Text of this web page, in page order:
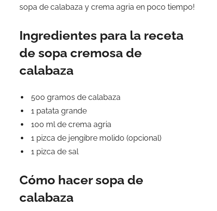
sopa de calabaza y crema agria en poco tiempo!
Ingredientes para la receta
de sopa cremosa de
calabaza
500 gramos de calabaza
1 patata grande
100 ml de crema agria
1 pizca de jengibre molido (opcional)
1 pizca de sal
Cómo hacer sopa de
calabaza